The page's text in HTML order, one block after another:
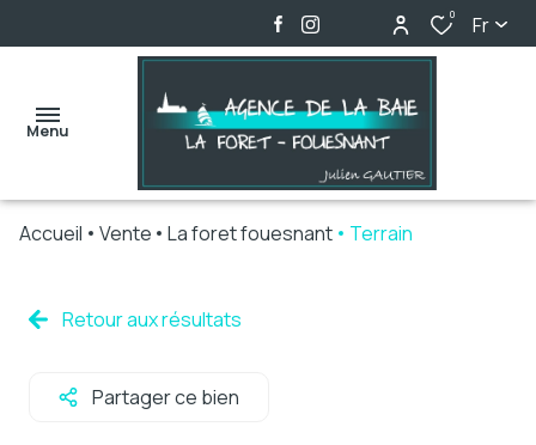
0 Fr
Menu
ventes
Accueil Vente La foret fouesnant Terrain
Retour aux résultats
Partager ce bien